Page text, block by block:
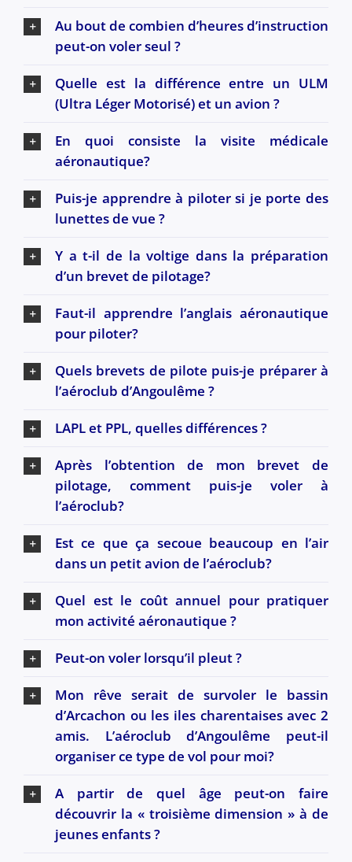
Au bout de combien d’heures d’instruction
peut-on voler seul ?
Quelle est la différence entre un ULM
(Ultra Léger Motorisé) et un avion ?
En quoi consiste la visite médicale
aéronautique?
Puis-je apprendre à piloter si je porte des
lunettes de vue ?
Y a t-il de la voltige dans la préparation
d’un brevet de pilotage?
Faut-il apprendre l’anglais aéronautique
pour piloter?
Quels brevets de pilote puis-je préparer à
l’aéroclub d’Angoulême ?
LAPL et PPL, quelles différences ?
Après l’obtention de mon brevet de
pilotage, comment puis-je voler à
l’aéroclub?
Est ce que ça secoue beaucoup en l’air
dans un petit avion de l’aéroclub?
Quel est le coût annuel pour pratiquer
mon activité aéronautique ?
Peut-on voler lorsqu’il pleut ?
Mon rêve serait de survoler le bassin
d’Arcachon ou les iles charentaises avec 2
amis. L’aéroclub d’Angoulême peut-il
organiser ce type de vol pour moi?
A partir de quel âge peut-on faire
découvrir la « troisième dimension » à de
jeunes enfants ?